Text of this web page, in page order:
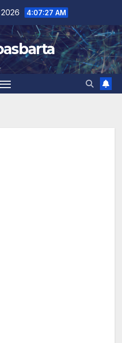
4:07:28 AM